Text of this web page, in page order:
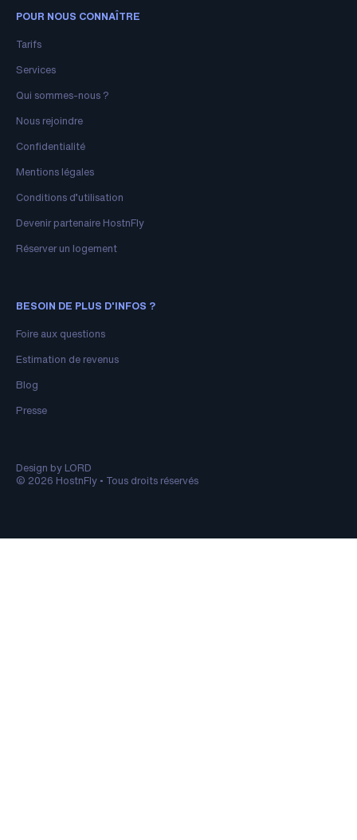
POUR NOUS CONNAÎTRE
Tarifs
Services
Qui sommes-nous ?
Nous rejoindre
Confidentialité
Mentions légales
Conditions d’utilisation
Devenir partenaire HostnFly
Réserver un logement
BESOIN DE PLUS D'INFOS ?
Foire aux questions
Estimation de revenus
Blog
Presse
Design by LORD
© 2026 HostnFly • Tous droits réservés